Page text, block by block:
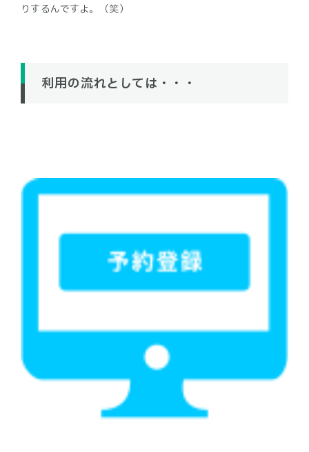
利用の流れとしては・・・